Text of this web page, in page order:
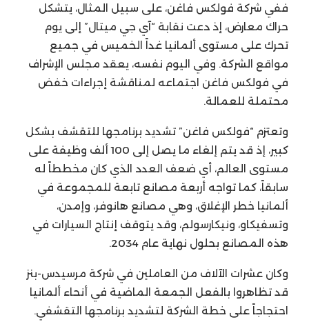
ففي شركة فولكس فاغن، على سبيل المثال، يتشكل
حراك معارض، إذ دعت نقابة “آي جي ميتال” إلى يوم
تحرك على مستوى ألمانيا غداً الخميس في جميع
مواقع الشركة. وفي اليوم نفسه، يعقد مجلس الإشراف
في فولكس فاغن اجتماعه لمناقشة إجراءات خفض
محتملة للعمالة.
وتعتزم “فولكس فاغن” تشديد برنامجها للتقشف بشكل
كبير، إذ قد يتم إلغاء ما يصل إلى 100 ألف وظيفة على
مستوى العالم، أي ضعف العدد الذي كان مخططاً له
سابقاً، كما تواجه أربعة مصانع تابعة للمجموعة في
ألمانيا خطر الإغلاق، وهي مصانع هانوفر، وإمدن،
وتسفيكاو، ونيكارسولم، وقد يتوقف إنتاج السيارات في
هذه المصانع بحلول نهاية عام 2034.
وكان عشرات الآلاف من العاملين في شركة مرسيدس-بنز
قد تظاهروا بالفعل الجمعة الماضية في أنحاء ألمانيا
احتجاجاً على خطة الشركة لتشديد برنامجها التقشفي.